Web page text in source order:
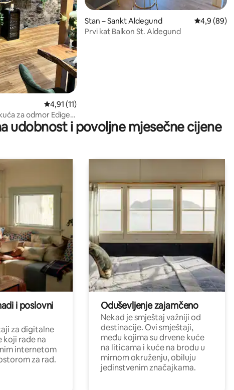
66 Prosječna ocjena: 4,91/5, recenzija: 11
4,91 (11)
za odmor Ediger-
Stan – Sankt Aldegund Prosječna
4,9 (89)
Prvi kat Balkon St. Aldegund
udobnost i povoljne mjesečne cijene
i poslovni
za digitalne
koji rade na
internetom
za rad.
Oduševljenje zajamčeno
Nekad je smještaj važniji od
destinacije. Ovi smještaji,
među kojima su drvene kuće
na liticama i kuće na brodu u
mirnom okruženju, obiluju
jedinstvenim značajkama.